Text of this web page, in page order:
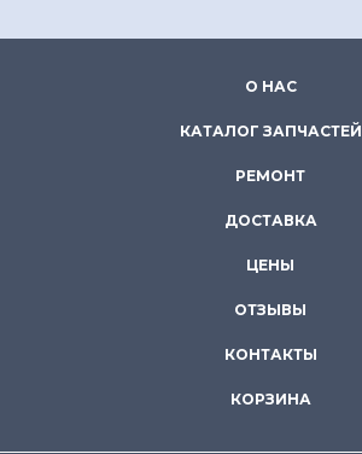
О НАС
КАТАЛОГ ЗАПЧАСТЕЙ
РЕМОНТ
ДОСТАВКА
ЦЕНЫ
ОТЗЫВЫ
КОНТАКТЫ
КОРЗИНА